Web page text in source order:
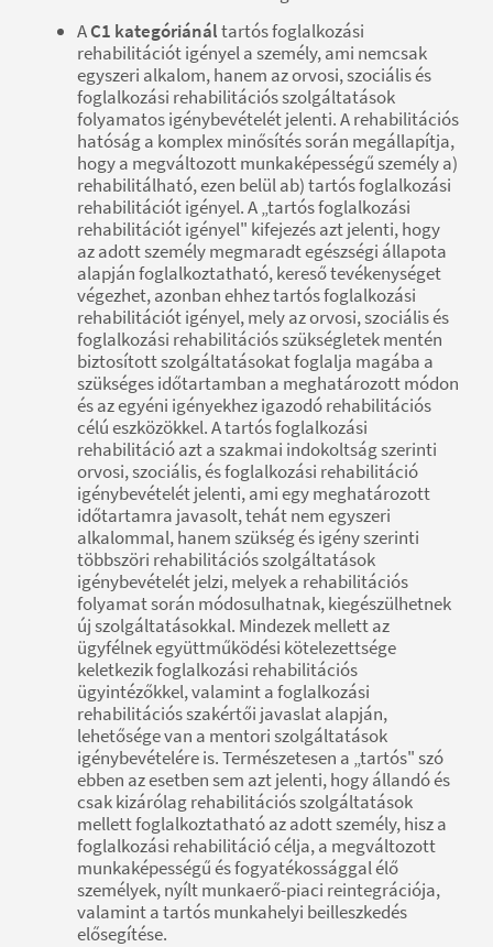
AC1 kategóriánáltartós foglalkozási
rehabilitációt igényel a személy, ami nemcsak
egyszeri alkalom, hanem az orvosi, szociális és
foglalkozási rehabilitációs szolgáltatások
folyamatos igénybevételét jelenti. A rehabilitációs
hatóság a komplex minősítés során megállapítja,
hogy a megváltozott munkaképességű személy a)
rehabilitálható, ezen belül ab) tartós foglalkozási
rehabilitációt igényel. A „tartós foglalkozási
rehabilitációt igényel" kifejezés azt jelenti, hogy
az adott személy megmaradt egészségi állapota
alapján foglalkoztatható, kereső tevékenységet
végezhet, azonban ehhez tartós foglalkozási
rehabilitációt igényel, mely az orvosi, szociális és
foglalkozási rehabilitációs szükségletek mentén
biztosított szolgáltatásokat foglalja magába a
szükséges időtartamban a meghatározott módon
és az egyéni igényekhez igazodó rehabilitációs
célú eszközökkel. A tartós foglalkozási
rehabilitáció azt a szakmai indokoltság szerinti
orvosi, szociális, és foglalkozási rehabilitáció
igénybevételét jelenti, ami egy meghatározott
időtartamra javasolt, tehát nem egyszeri
alkalommal, hanem szükség és igény szerinti
többszöri rehabilitációs szolgáltatások
igénybevételét jelzi, melyek a rehabilitációs
folyamat során módosulhatnak, kiegészülhetnek
új szolgáltatásokkal. Mindezek mellett az
ügyfélnek együttműködési kötelezettsége
keletkezik foglalkozási rehabilitációs
ügyintézőkkel, valamint a foglalkozási
rehabilitációs szakértői javaslat alapján,
lehetősége van a mentori szolgáltatások
igénybevételére is. Természetesen a „tartós" szó
ebben az esetben sem azt jelenti, hogy állandó és
csak kizárólag rehabilitációs szolgáltatások
mellett foglalkoztatható az adott személy, hisz a
foglalkozási rehabilitáció célja, a megváltozott
munkaképességű és fogyatékossággal élő
személyek, nyílt munkaerő-piaci reintegrációja,
valamint a tartós munkahelyi beilleszkedés
elősegítése.